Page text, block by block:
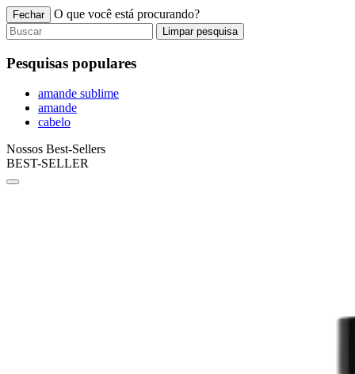
Fechar O que você está procurando?
Limpar pesquisa
Pesquisas populares
amande sublime
amande
cabelo
Nossos Best-Sellers
BEST-SELLER